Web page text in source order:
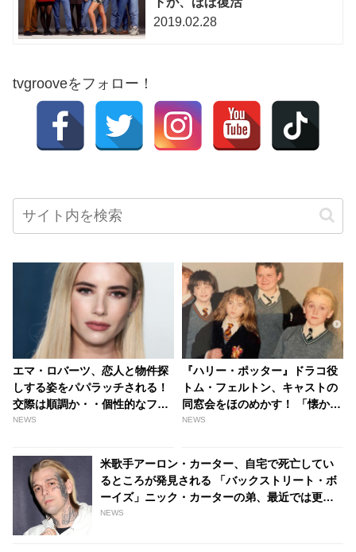
2019.02.28
tvgrooveをフォロー！
エマ・ロバーツ、恋人と物件探
しする姿をパパラッチされる！
交際は順調か・・個性的なファ
ッションにも注目［写真あり］
NEWS
『ハリー・ポッター』ドラコ役
トム・フェルトン、キャストの
同窓会をほのめかす！ 「懐かし
いみんなを集めて・・・」 |
NEWS
米歌手アーロン・カーター、自宅で死亡してい
るところが発見される 「バックストリート・ボ
ーイズ」ニック・カーターの弟、最近では更生
しようと努力する姿も見られていた・・ -
NEWS